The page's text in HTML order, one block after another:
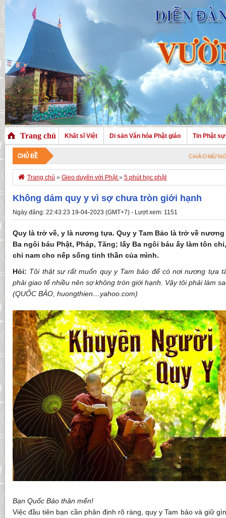
Trang chủ Khất sĩ Việt Di sản Văn hóa Phật giáo Tin Phật sự
CHỦ ĐỀ CHÀO MỪNG QUÝ VỊ
 Trang chủ » Gieo duyên với Phật» 5 phút học phật
Không dám quy y vì sợ chưa tròn giới hạnh
Ngày đăng: 22:43:23 19-04-2023 (GMT+7) - Lượt xem: 1151
Quy là trở về, y là nương tựa. Quy y Tam Bảo là trở về
Ba ngôi báu Phật, Pháp, Tăng; lấy Ba ngôi báu ấy làm tôn
chỉ nam cho nếp sống tinh thần của mình.
Hỏi: Tôi thật sự rất muốn quy y Tam bảo để có nơi nương tựa
phải giao tế nhiều nên sợ không tròn giới hạnh. Vậy tôi phải làm
(QUỐC BẢO, huongthien…yahoo.com)
Bạn Quốc Bảo thân mến!
Việc đầu tiên bạn cần phân định rõ ràng, quy y Tam bảo và giữ